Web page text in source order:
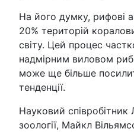
На його думку, рифові
20% територій
світу. Цей процес
надмірним виловом
може ще більше
тенденції.
Науковий співробітник
зоології, Майкл